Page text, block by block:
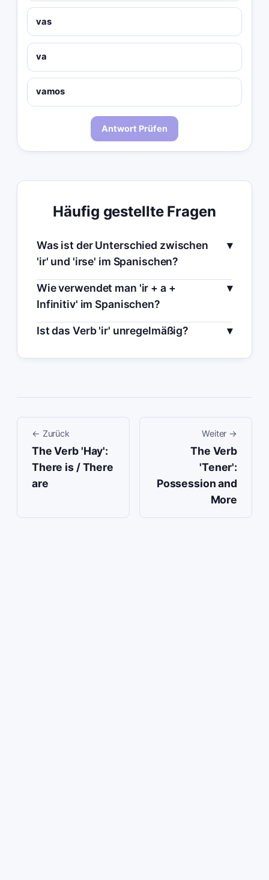
vas
va
vamos
Antwort Prüfen
Häufig gestellte Fragen
Was ist der Unterschied zwischen
'ir' und 'irse' im Spanischen?
Wie verwendet man 'ir + a +
Infinitiv' im Spanischen?
Ist das Verb 'ir' unregelmäßig?
← Zurück
The Verb 'Hay':
There is / There
are
Weiter →
The Verb
'Tener':
Possession and
More